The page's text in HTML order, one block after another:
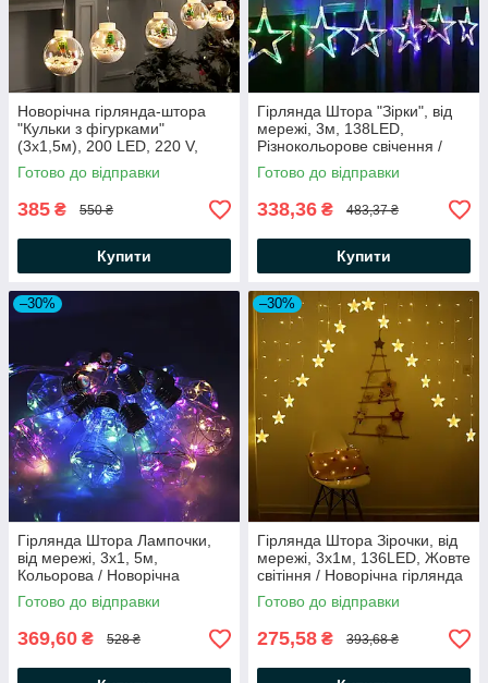
Новорічна гірлянда-штора
"Кульки з фігурками"
(3х1,5м), 200 LED, 220 V,
Теплий білий / Світлодіодна
гірлянда
Готово до відправки
385 ₴ 550 ₴
Купити
Гірлянда Штора "Зірки", від
мережі, 3м, 138LED,
Різнокольорове свічення /
Світлодіодна гірлянда
Готово до відправки
338,36 ₴ 483,37 ₴
Купити
–30%
Гірлянда Штора Лампочки,
від мережі, 3х1, 5м,
Кольорова / Новорічна
гірлянда на вікно
Готово до відправки
369,60 ₴ 528 ₴
–30%
Гірлянда Штора Зірочки, від
мережі, 3х1м, 136LED, Жовте
світіння / Новорічна гірлянда
арка
Готово до відправки
275,58 ₴ 393,68 ₴